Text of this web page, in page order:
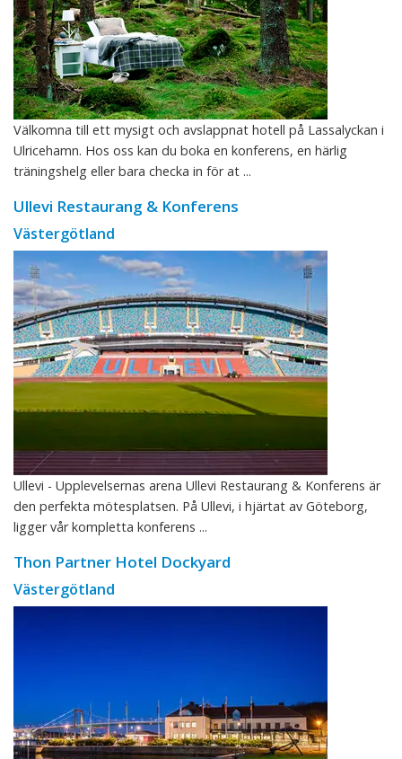
Välkomna till ett mysigt och avslappnat hotell på Lassalyckan i
Ulricehamn. Hos oss kan du boka en konferens, en härlig
träningshelg eller bara checka in för at ...
Ullevi Restaurang & Konferens
Västergötland
Ullevi - Upplevelsernas arena Ullevi Restaurang & Konferens är
den perfekta mötesplatsen. På Ullevi, i hjärtat av Göteborg,
ligger vår kompletta konferens ...
Thon Partner Hotel Dockyard
Västergötland